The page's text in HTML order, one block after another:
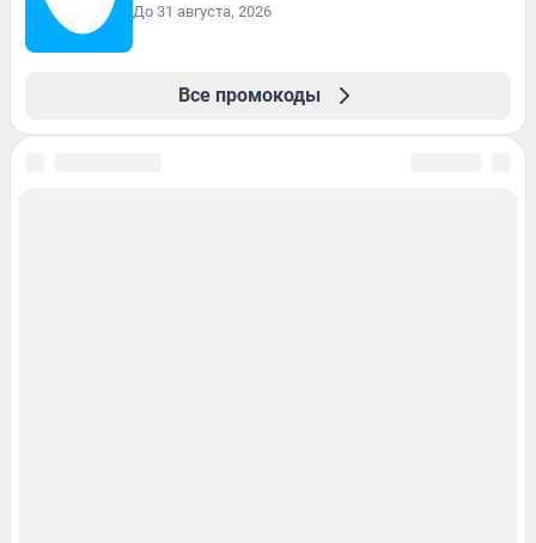
До 31 августа, 2026
Все промокоды